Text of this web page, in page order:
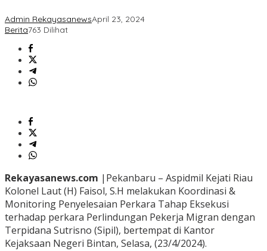
Admin RekayasanewsApril 23, 2024
Berita763 Dilihat
Rekayasanews.com |Pekanbaru – Aspidmil Kejati Riau
Kolonel Laut (H) Faisol, S.H melakukan Koordinasi &
Monitoring Penyelesaian Perkara Tahap Eksekusi
terhadap perkara Perlindungan Pekerja Migran dengan
Terpidana Sutrisno (Sipil), bertempat di Kantor
Kejaksaan Negeri Bintan, Selasa, (23/4/2024).